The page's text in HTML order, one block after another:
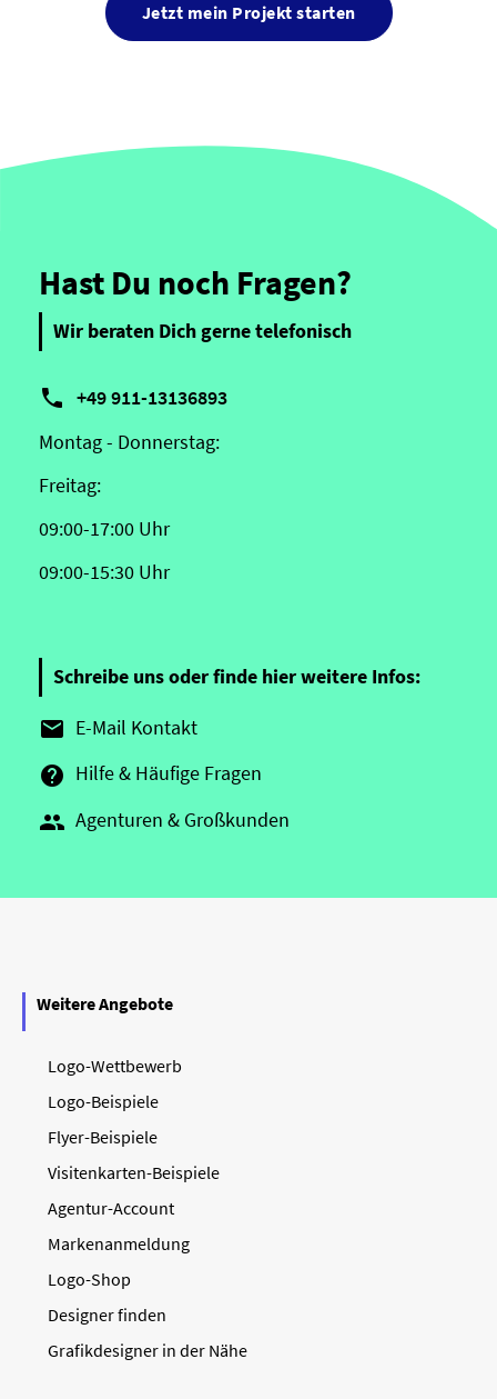
Jetzt mein Projekt starten
Hast Du noch Fragen?
Wir beraten Dich gerne telefonisch
 +49 911-13136893
Montag - Donnerstag:
Freitag:
09:00-17:00 Uhr
09:00-15:30 Uhr
Schreibe uns oder finde hier weitere Infos:
 E-Mail Kontakt
 Hilfe & Häufige Fragen
 Agenturen & Großkunden
Weitere Angebote
Logo-Wettbewerb
Logo-Beispiele
Flyer-Beispiele
Visitenkarten-Beispiele
Agentur-Account
Markenanmeldung
Logo-Shop
Designer finden
Grafikdesigner in der Nähe